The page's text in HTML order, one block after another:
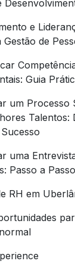
e
de
Guia
um Processo
Talentos:
uma
Passo a Passo
RH em